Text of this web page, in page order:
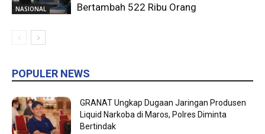
NASIONAL
Bertambah 522 Ribu Orang
POPULER NEWS
GRANAT Ungkap Dugaan Jaringan Produsen
Liquid Narkoba di Maros, Polres Diminta
Bertindak